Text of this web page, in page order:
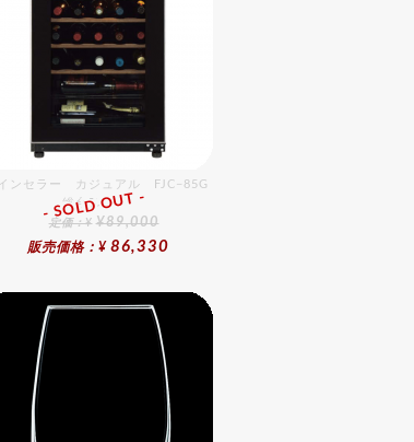
ィオ ピルスナー0.25 6個入りセット
インセラー カジュアル FJC−85G（26本用）
総合ﾗﾝｷﾝｸﾞ
定価：¥ ¥89,000
販売価格：¥ 86,330
- SOLD OUT -